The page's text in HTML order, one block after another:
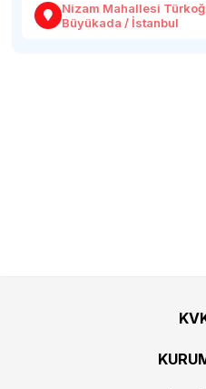
Nizam Mahallesi
Büyükada / İstanbul